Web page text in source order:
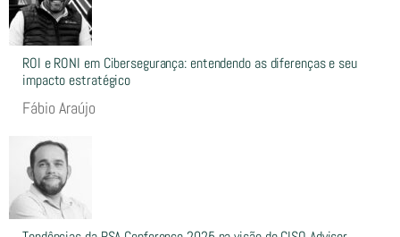
ROI e RONI em Cibersegurança: entendendo as diferenças e seu
impacto estratégico
Fábio Araújo